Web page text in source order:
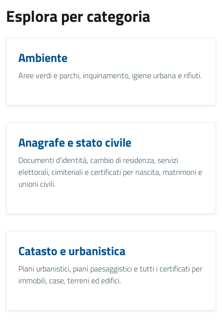
Esplora per categoria
Ambiente
Aree verdi e parchi, inquinamento, igiene urbana e rifiuti.
Anagrafe e stato civile
Documenti d’identità, cambio di residenza, servizi
elettorali, cimiteriali e certificati per nascita, matrimoni e
unioni civili.
Catasto e urbanistica
Piani urbanistici, piani paesaggistici e tutti i certificati per
immobili, case, terreni ed edifici.